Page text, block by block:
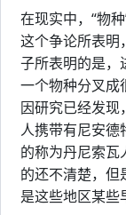
在现实中，“物
这个争论所表
子所表明的是，
一个物种分叉成
因研究已经发现
人携带有尼安德
的称为丹尼索瓦
的还不清楚，但
是这些地区某些